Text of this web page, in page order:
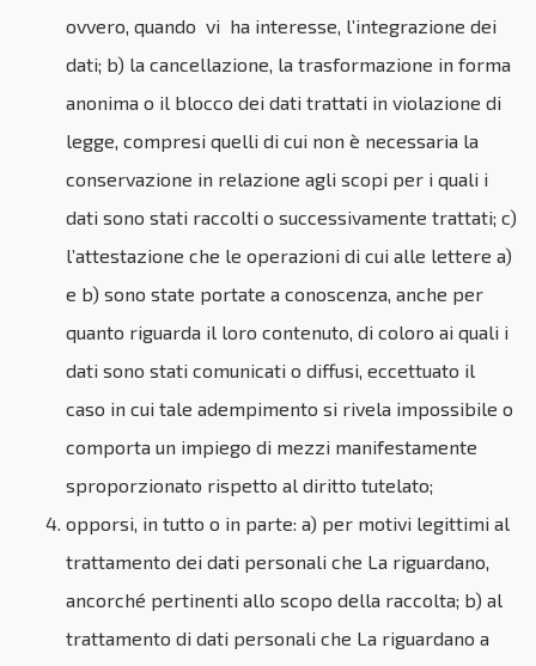
ovvero, quando vi ha interesse, l’integrazione dei
dati; b) la cancellazione, la trasformazione in forma
anonima o il blocco dei dati trattati in violazione di
legge, compresi quelli di cui non è necessaria la
conservazione in relazione agli scopi per i quali i
dati sono stati raccolti o successivamente trattati; c)
l’attestazione che le operazioni di cui alle lettere a)
e b) sono state portate a conoscenza, anche per
quanto riguarda il loro contenuto, di coloro ai quali i
dati sono stati comunicati o diffusi, eccettuato il
caso in cui tale adempimento si rivela impossibile o
comporta un impiego di mezzi manifestamente
sproporzionato rispetto al diritto tutelato;
opporsi, in tutto o in parte: a) per motivi legittimi al
trattamento dei dati personali che La riguardano,
ancorché pertinenti allo scopo della raccolta; b) al
trattamento di dati personali che La riguardano a